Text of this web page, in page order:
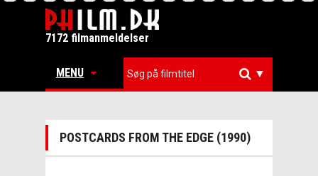
7172 filmanmeldelser
MENU ▼
POSTCARDS FROM THE EDGE (1990)